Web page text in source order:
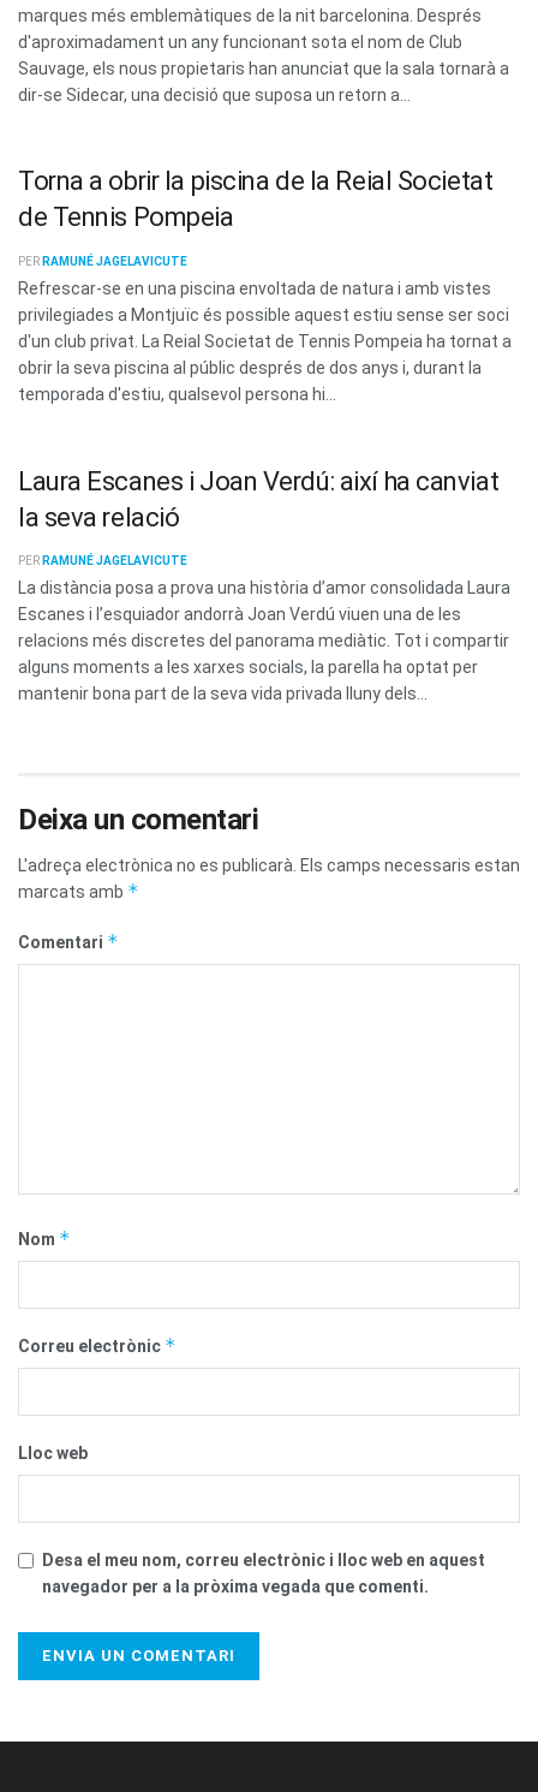
marques més emblemàtiques de la nit barcelonina. Després
d'aproximadament un any funcionant sota el nom de Club
Sauvage, els nous propietaris han anunciat que la sala tornarà a
dir-se Sidecar, una decisió que suposa un retorn a...
Torna a obrir la piscina de la Reial Societat
de Tennis Pompeia
PER RAMUNÉ JAGELAVICUTE
Refrescar-se en una piscina envoltada de natura i amb vistes
privilegiades a Montjuïc és possible aquest estiu sense ser soci
d'un club privat. La Reial Societat de Tennis Pompeia ha tornat a
obrir la seva piscina al públic després de dos anys i, durant la
temporada d'estiu, qualsevol persona hi...
Laura Escanes i Joan Verdú: així ha canviat
la seva relació
PER RAMUNÉ JAGELAVICUTE
La distància posa a prova una història d’amor consolidada Laura
Escanes i l’esquiador andorrà Joan Verdú viuen una de les
relacions més discretes del panorama mediàtic. Tot i compartir
alguns moments a les xarxes socials, la parella ha optat per
mantenir bona part de la seva vida privada lluny dels...
Deixa un comentari
L'adreça electrònica no es publicarà. Els camps necessaris estan
marcats amb *
Comentari *
Nom *
Correu electrònic *
Lloc web
Desa el meu nom, correu electrònic i lloc web en aquest
navegador per a la pròxima vegada que comenti.